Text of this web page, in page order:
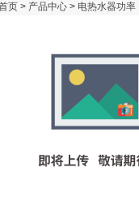
页 > 产品中心 > 电热水器功